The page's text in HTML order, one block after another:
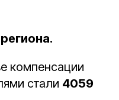
компенсации
стали 4059